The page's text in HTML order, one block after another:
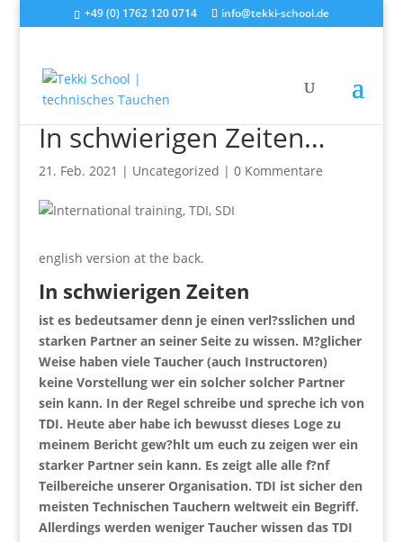
+49 (0) 1762 120 0714 info@tekki-school.de
In schwierigen Zeiten…
21. Feb. 2021 | Uncategorized | 0 Kommentare
english version at the back.
In schwierigen Zeiten
ist es bedeutsamer denn je einen verl?sslichen und
starken Partner an seiner Seite zu wissen. M?glicher
Weise haben viele Taucher (auch Instructoren)
keine Vorstellung wer ein solcher solcher Partner
sein kann. In der Regel schreibe und spreche ich von
TDI. Heute aber habe ich bewusst dieses Loge zu
meinem Bericht gew?hlt um euch zu zeigen wer ein
starker Partner sein kann. Es zeigt alle alle f?nf
Teilbereiche unserer Organisation. TDI ist sicher den
meisten Technischen Tauchern weltweit ein Begriff.
Allerdings werden weniger Taucher wissen das TDI